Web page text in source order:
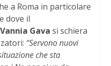
a Roma in particolare
dove il
Vannia Gava si schiera
“Servono nuovi
che sta